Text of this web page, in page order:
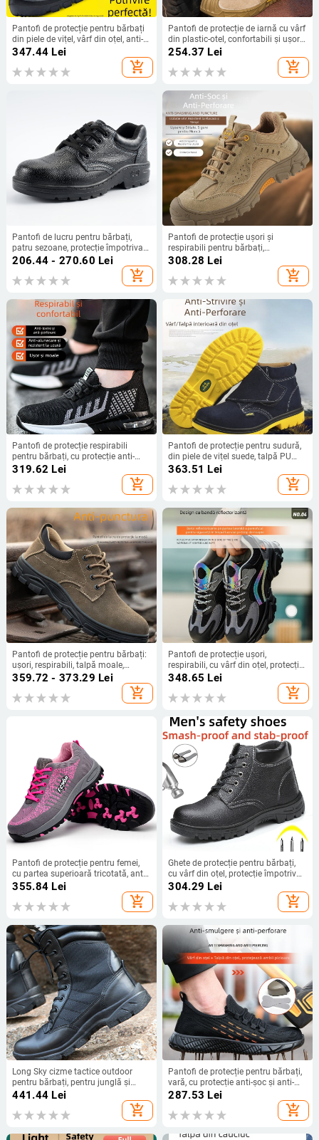
Pantofi de protecție pentru bărbați
din piele de vițel, vârf din oțel, anti-
șoc și anti-perforație, izolați,
durabili, încălțăminte de lucru
347.44 Lei
add_shopping_cart
Pantofi de protecție de iarnă cu vârf
din plastic-otel, confortabili și ușori,
anti-derapare, rezistenți la
abraziune, protecție la perforare
254.37 Lei
add_shopping_cart
Pantofi de lucru pentru bărbați,
patru sezoane, protecție împotriva
șocurilor și perforării, rezistenți la
abraziune, anti-derapare, piele
microfibră, vârf din oțel
206.44 - 270.60 Lei
add_shopping_cart
Pantofi de protecție ușori și
respirabili pentru bărbați,
confortabili, rezistenți la uzură,
protecție anti-șoc și anti-perforație,
vârf din plastic, culoare nisip.
308.28 Lei
add_shopping_cart
Pantofi de protecție respirabili
pentru bărbați, cu protecție anti-
impact și anti-perforație, talpă cu
aer, antiderapant și rezistenți la
uzură
319.62 Lei
add_shopping_cart
Pantofi de protecție pentru sudură,
din piele de vițel suede, talpă PU
solidă, respirabili, anti-șoc și anti-
perforație, înălime medie spre înaltă
363.51 Lei
add_shopping_cart
Pantofi de protecție pentru bărbați:
ușori, respirabili, talpă moale,
antișoc și anti-perforație, vârf din
oțel, durabili pentru sudură și
șantier
359.72 - 373.29 Lei
add_shopping_cart
Pantofi de protecție ușori,
respirabili, cu vârf din oțel, protecție
împotriva perforării și a loviturilor,
348.65 Lei
add_shopping_cart
Pantofi de protecție pentru femei,
cu partea superioară tricotată, anti-
șoc și anti-perforație, confortabili și
355.84 Lei
add_shopping_cart
Ghete de protecție pentru bărbați,
cu vârf din oțel, protecție împotriva
loviturilor și perforării,
confortabile pentru sudură
304.29 Lei
add_shopping_cart
Long Sky cizme tactice outdoor
pentru bărbați, pentru junglă și
antrenament militar
441.44 Lei
add_shopping_cart
Pantofi de protecție pentru bărbați,
vară, cu protecție anti-șoc și anti-
perforație, respirabili, ușori, talpă
287.53 Lei
add_shopping_cart